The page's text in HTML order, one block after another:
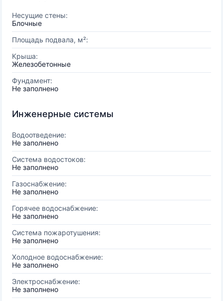
Несущие стены:
Блочные
Площадь подвала, м²:
Крыша:
Железобетонные
Фундамент:
Не заполнено
Инженерные системы
Водоотведение:
Не заполнено
Система водостоков:
Не заполнено
Газоснабжение:
Не заполнено
Горячее водоснабжение:
Не заполнено
Система пожаротушения:
Не заполнено
Холодное водоснабжение:
Не заполнено
Электроснабжение:
Не заполнено